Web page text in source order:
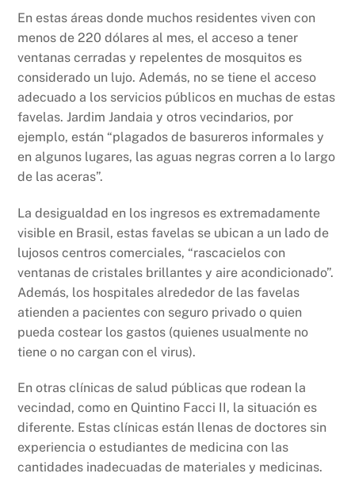
En estas áreas donde muchos residentes viven con
menos de 220 dólares al mes, el acceso a tener
ventanas cerradas y repelentes de mosquitos es
considerado un lujo. Además, no se tiene el acceso
adecuado a los servicios públicos en muchas de estas
favelas. Jardim Jandaia y otros vecindarios, por
ejemplo, están “plagados de basureros informales y
en algunos lugares, las aguas negras corren a lo largo
de las aceras”.
La desigualdad en los ingresos es extremadamente
visible en Brasil, estas favelas se ubican a un lado de
lujosos centros comerciales, “rascacielos con
ventanas de cristales brillantes y aire acondicionado”.
Además, los hospitales alrededor de las favelas
atienden a pacientes con seguro privado o quien
pueda costear los gastos (quienes usualmente no
tiene o no cargan con el virus).
En otras clínicas de salud públicas que rodean la
vecindad, como en Quintino Facci II, la situación es
diferente. Estas clínicas están llenas de doctores sin
experiencia o estudiantes de medicina con las
cantidades inadecuadas de materiales y medicinas.